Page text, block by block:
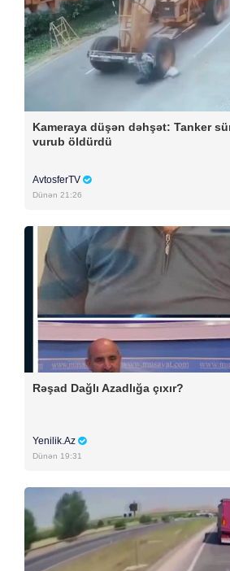
Kameraya düşən dəhşət: Tanker
vurub öldürdü
AvtosferTV
Dünən 21:26
Rəşad Dağlı Azadlığa çıxır?
Yenilik.Az
Dünən 19:31